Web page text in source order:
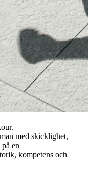
med skicklighet,
en
kompetens och